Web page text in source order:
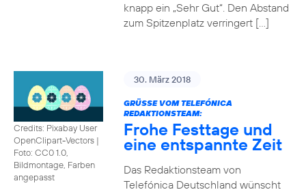
knapp ein „Sehr Gut“. Den Abstand
zum Spitzenplatz verringert […]
Credits: Pixabay User
OpenClipart-Vectors |
Foto: CC0 1.0,
Bildmontage, Farben
angepasst
30. März 2018
GRÜSSE VOM TELEFÓNICA R
EDAKTIONSTEAM:
Frohe Festtage und
eine entspannte Zeit
Das Redaktionsteam von
Telefónica Deutschland wünscht